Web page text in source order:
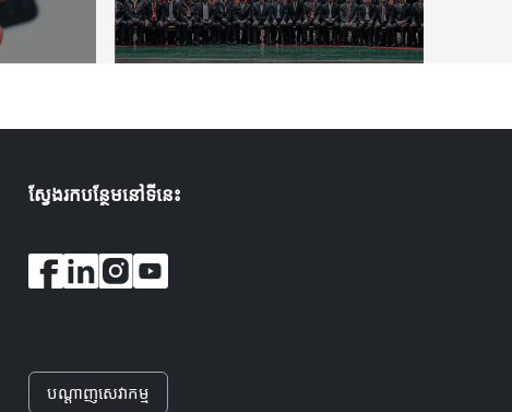
ស្វែងរកបន្ថែមនៅទីនេះ
បណ្តាញសេវាកម្ម